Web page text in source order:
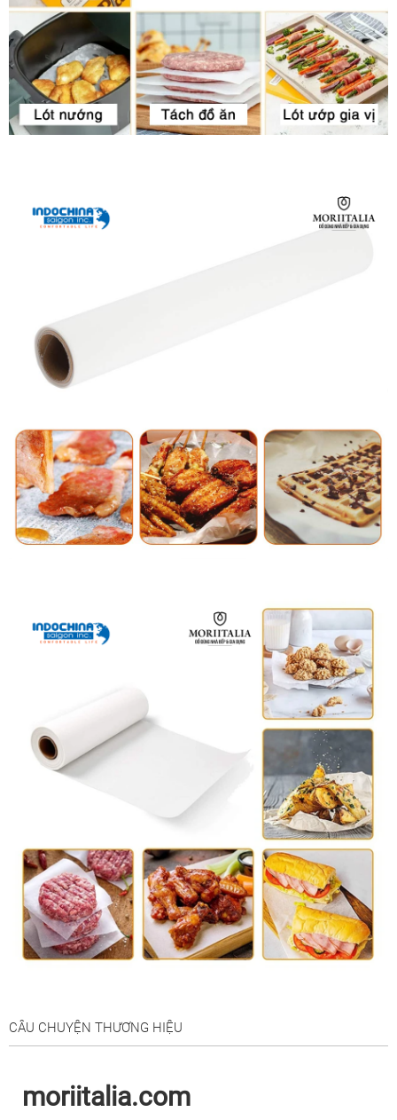
CÂU CHUYỆN THƯƠNG HIỆU
moriitalia.com